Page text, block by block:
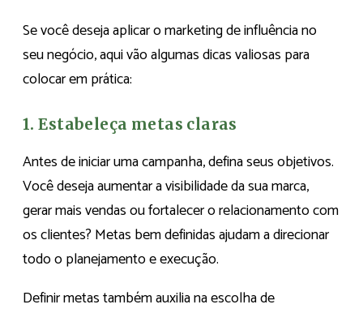
Se você deseja aplicar o marketing de influência no
seu negócio, aqui vão algumas dicas valiosas para
colocar em prática:
1. Estabeleça metas claras
Antes de iniciar uma campanha, defina seus objetivos.
Você deseja aumentar a visibilidade da sua marca,
gerar mais vendas ou fortalecer o relacionamento com
os clientes? Metas bem definidas ajudam a direcionar
todo o planejamento e execução.
Definir metas também auxilia na escolha de